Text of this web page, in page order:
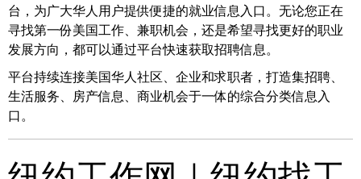
台，为广大华人用户提供便捷的就业信息入口。无论您正在
寻找第一份美国工作、兼职机会，还是希望寻找更好的职业
发展方向，都可以通过平台快速获取招聘信息。
平台持续连接美国华人社区、企业和求职者，打造集招聘、
生活服务、房产信息、商业机会于一体的综合分类信息入
口。